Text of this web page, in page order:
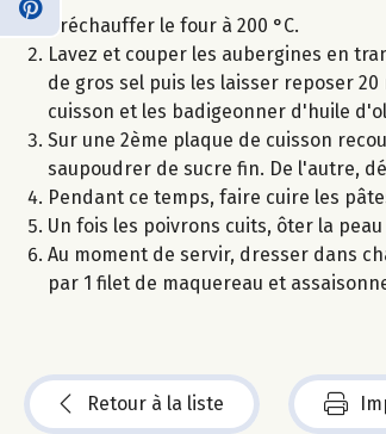
Préchauffer le four à 200 °C.
Lavez et couper les aubergines en
de gros sel puis les laisser reposer
cuisson et les badigeonner d'huile
Sur une 2ème plaque de cuisson
saupoudrer de sucre fin. De l'autre,
Pendant ce temps, faire cuire les
Un fois les poivrons cuits, ôter la
Au moment de servir, dresser dans
par 1 filet de maquereau et
Retour à la liste